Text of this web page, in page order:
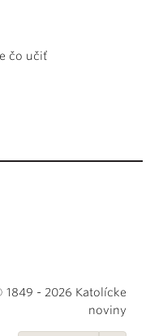
čo učiť
- 2026 Katolícke
noviny